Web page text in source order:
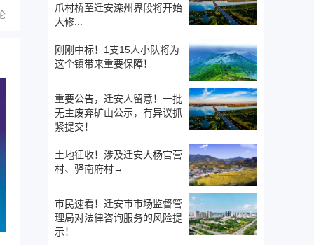
爪村桥至迁安滦州界段将开始
大修...
刚刚中标！1支15人小队将为
这个镇带来重要保障！
重要公告，迁安人留意！一批
无主废弃矿山公示，有异议抓
紧提交！
土地征收！涉及迁安大杨官营
村、驿南府村→
市民速看！迁安市市场监督管
理局对法律咨询服务的风险提
示！